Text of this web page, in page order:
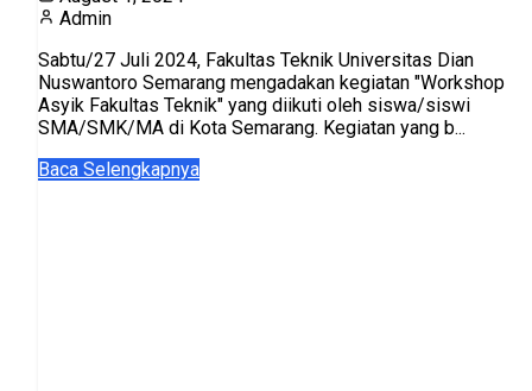
Admin
Sabtu/27 Juli 2024, Fakultas Teknik Universitas Dian
Nuswantoro Semarang mengadakan kegiatan "Workshop
Asyik Fakultas Teknik" yang diikuti oleh siswa/siswi
SMA/SMK/MA di Kota Semarang. Kegiatan yang b...
Baca Selengkapnya